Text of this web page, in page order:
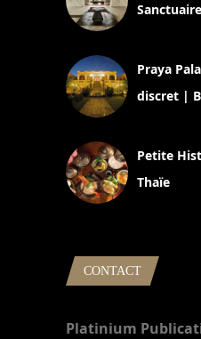
Praya
discret |
Petite
Thaïe
CONTACT
Platinium